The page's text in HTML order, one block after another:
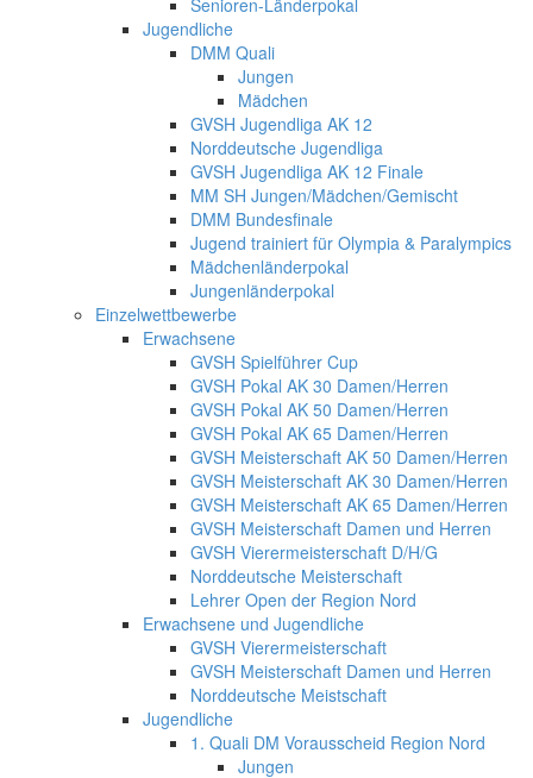
Senioren-Länderpokal
Jugendliche
DMM Quali
Jungen
Mädchen
GVSH Jugendliga AK 12
Norddeutsche Jugendliga
GVSH Jugendliga AK 12 Finale
MM SH Jungen/Mädchen/Gemischt
DMM Bundesfinale
Jugend trainiert für Olympia & Paralympics
Mädchenländerpokal
Jungenländerpokal
Einzelwettbewerbe
Erwachsene
GVSH Spielführer Cup
GVSH Pokal AK 30 Damen/Herren
GVSH Pokal AK 50 Damen/Herren
GVSH Pokal AK 65 Damen/Herren
GVSH Meisterschaft AK 50 Damen/Herren
GVSH Meisterschaft AK 30 Damen/Herren
GVSH Meisterschaft AK 65 Damen/Herren
GVSH Meisterschaft Damen und Herren
GVSH Vierermeisterschaft D/H/G
Norddeutsche Meisterschaft
Lehrer Open der Region Nord
Erwachsene und Jugendliche
GVSH Vierermeisterschaft
GVSH Meisterschaft Damen und Herren
Norddeutsche Meistschaft
Jugendliche
1. Quali DM Vorausscheid Region Nord
Jungen